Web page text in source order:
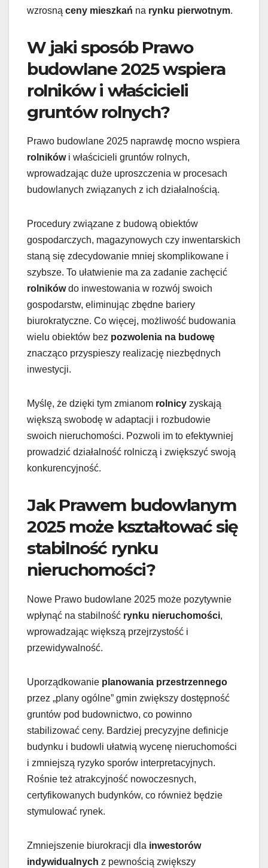
wzrosną ceny mieszkań na rynku pierwotnym.
W jaki sposób Prawo
budowlane 2025 wspiera
rolników i właścicieli
gruntów rolnych?
Prawo budowlane 2025 naprawdę mocno wspiera
rolnikówi właścicieli gruntów rolnych,
wprowadzając duże uproszczenia w procesach
budowlanych związanych z ich działalnością.
Procedury związane z budową obiektów
gospodarczych, magazynowych czy inwentarskich
staną się zdecydowanie mniej skomplikowane i
szybsze. To ułatwienie ma za zadanie zachęcić
rolnikówdo inwestowania w rozwój swoich
gospodarstw, eliminując zbędne bariery
biurokratyczne. Co więcej, możliwość budowania
wielu obiektów bez pozwolenia na budowę
znacząco przyspieszy realizację niezbędnych
inwestycji.
Myślę, że dzięki tym zmianom rolnicy zyskają
większą swobodę w adaptacji i rozbudowie
swoich nieruchomości. Pozwoli im to efektywniej
prowadzić działalność rolniczą i zwiększyć swoją
konkurencyjność.
Jak Prawem budowlanym
2025 może kształtować się
stabilność rynku
nieruchomości?
Nowe Prawo budowlane 2025 może pozytywnie
wpłynąć na stabilność rynku nieruchomości,
wprowadzając większą przejrzystość i
przewidywalność.
Uporządkowanie planowania przestrzennego
przez „plany ogólne” gmin zwiększy dostępność
gruntów pod budownictwo, co powinno
stabilizować ceny. Bardziej precyzyjne definicje
budynku i budowli ułatwią wycenę nieruchomości
i zmniejszą ryzyko sporów interpretacyjnych.
Rośnie też atrakcyjność nowoczesnych,
certyfikowanych budynków, co również będzie
stymulować rynek.
Zmniejszenie biurokracji dla inwestorów
indywidualnych z pewnością zwiększy